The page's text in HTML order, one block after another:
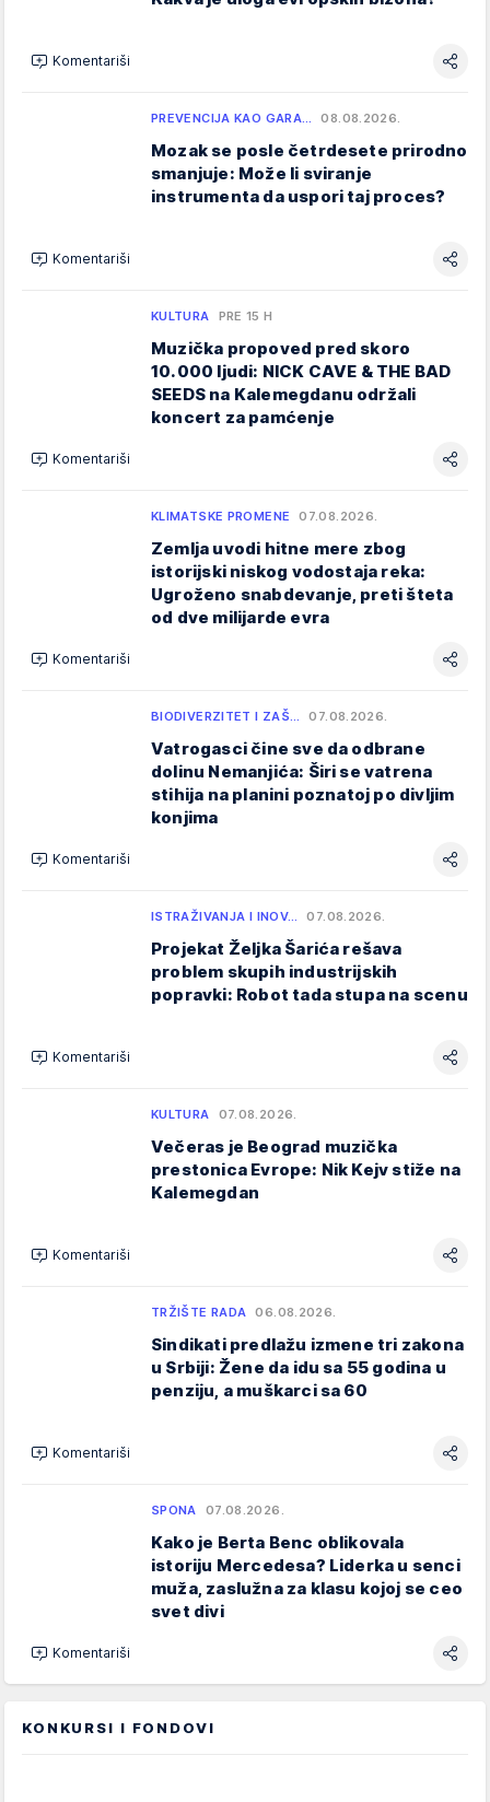
Komentariši
PREVENCIJA KAO GARA… 08.08.2026.
Mozak se posle četrdesete prirodno
smanjuje: Može li sviranje
instrumenta da uspori taj proces?
Komentariši
KULTURA PRE 15 H
Muzička propoved pred skoro
10.000 ljudi: NICK CAVE & THE BAD
SEEDS na Kalemegdanu održali
koncert za pamćenje
Komentariši
KLIMATSKE PROMENE 07.08.2026.
Zemlja uvodi hitne mere zbog
istorijski niskog vodostaja reka:
Ugroženo snabdevanje, preti šteta
od dve milijarde evra
Komentariši
BIODIVERZITET I ZAŠ… 07.08.2026.
Vatrogasci čine sve da odbrane
dolinu Nemanjića: Širi se vatrena
stihija na planini poznatoj po divljim
konjima
Komentariši
ISTRAŽIVANJA I INOV… 07.08.2026.
Projekat Željka Šarića rešava
problem skupih industrijskih
popravki: Robot tada stupa na scenu
Komentariši
KULTURA 07.08.2026.
Večeras je Beograd muzička
prestonica Evrope: Nik Kejv stiže na
Kalemegdan
Komentariši
TRŽIŠTE RADA 06.08.2026.
Sindikati predlažu izmene tri zakona
u Srbiji: Žene da idu sa 55 godina u
penziju, a muškarci sa 60
Komentariši
SPONA 07.08.2026.
Kako je Berta Benc oblikovala
istoriju Mercedesa? Liderka u senci
muža, zaslužna za klasu kojoj se ceo
svet divi
Komentariši
KONKURSI I FONDOVI